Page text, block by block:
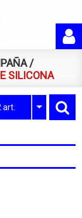
/
SILICONA
art.